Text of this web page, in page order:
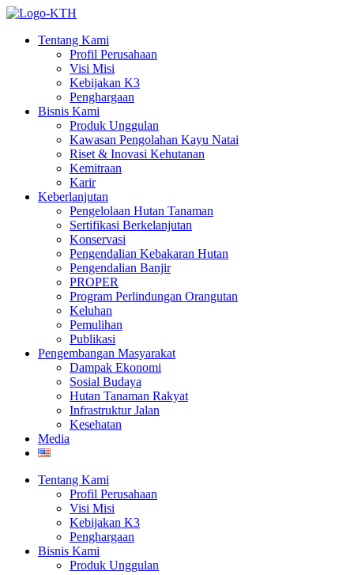
Tentang Kami
Profil Perusahaan
Visi Misi
Kebijakan K3
Penghargaan
Bisnis Kami
Produk Unggulan
Kawasan Pengolahan Kayu Natai
Riset & Inovasi Kehutanan
Kemitraan
Karir
Keberlanjutan
Pengelolaan Hutan Tanaman
Sertifikasi Berkelanjutan
Konservasi
Pengendalian Kebakaran Hutan
Pengendalian Banjir
PROPER
Program Perlindungan Orangutan
Keluhan
Pemulihan
Publikasi
Pengembangan Masyarakat
Dampak Ekonomi
Sosial Budaya
Hutan Tanaman Rakyat
Infrastruktur Jalan
Kesehatan
Media
Tentang Kami
Profil Perusahaan
Visi Misi
Kebijakan K3
Penghargaan
Bisnis Kami
Produk Unggulan